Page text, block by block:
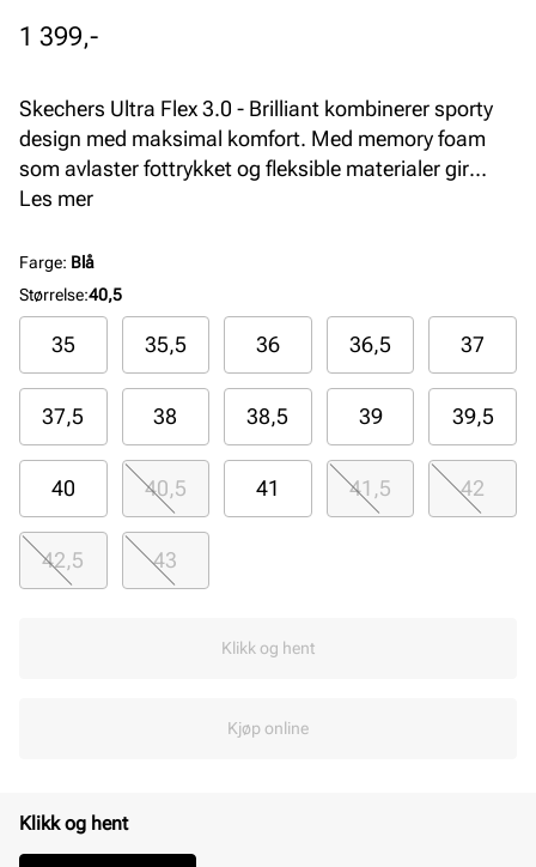
Pris
1 399,-
Skechers Ultra Flex 3.0 - Brilliant kombinerer sporty
design med maksimal komfort. Med memory foam
som avlaster fottrykket og fleksible materialer gir
denne fritidsskoen en lett og behagelig følelse hele
ett.
Les mer
Farge: Blå
Størrelse:40,5
35 35,5 36 36,5 37
37,5 38 38,5 39 39,5
40 40,5 41 41,5 42
42,5 43
Klikk og hent
Kjøp online
Klikk og hent